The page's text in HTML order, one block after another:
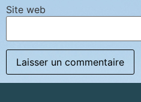
Site web